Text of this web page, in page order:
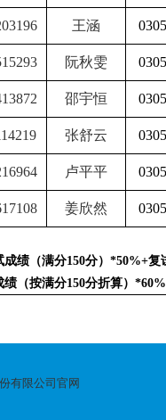
王涵
阮秋雯
邵宇恒
张舒云
卢平平
姜欣然
成绩（满分150分）*50%+
（按满分150分折算）
有限公司官网